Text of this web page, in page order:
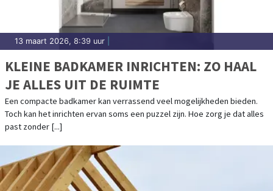
13 maart 2026, 8:39 uur
KLEINE BADKAMER INRICHTEN: ZO HAAL
JE ALLES UIT DE RUIMTE
Een compacte badkamer kan verrassend veel mogelijkheden bieden.
Toch kan het inrichten ervan soms een puzzel zijn. Hoe zorg je dat alles
past zonder [...]